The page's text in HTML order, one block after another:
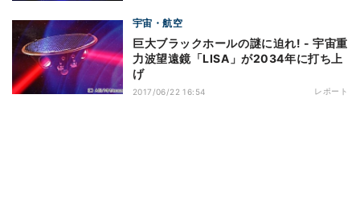
宇宙・航空
巨大ブラックホールの謎に迫れ! - 宇宙重
力波望遠鏡「LISA」が2034年に打ち上
げ
2017/06/22 16:54 レポート